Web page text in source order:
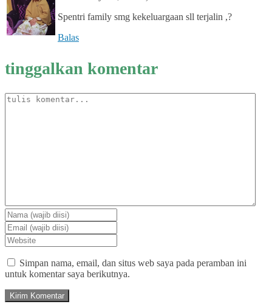
Spentri family smg kekeluargaan sll terjalin ,?
Balas
tinggalkan komentar
Simpan nama, email, dan situs web saya pada peramban ini
untuk komentar saya berikutnya.